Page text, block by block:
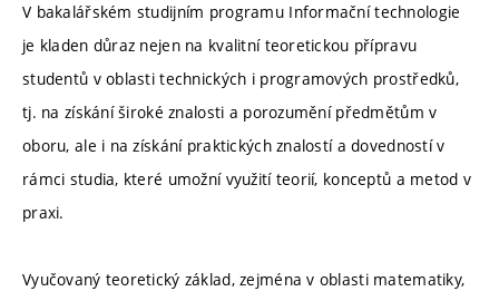
V bakalářském studijním programu Informační technologie
je kladen důraz nejen na kvalitní teoretickou přípravu
studentů v oblasti technických i programových prostředků,
tj. na získání široké znalosti a porozumění předmětům v
oboru, ale i na získání praktických znalostí a dovedností v
rámci studia, které umožní využití teorií, konceptů a metod v
praxi.
Vyučovaný teoretický základ, zejména v oblasti matematiky,